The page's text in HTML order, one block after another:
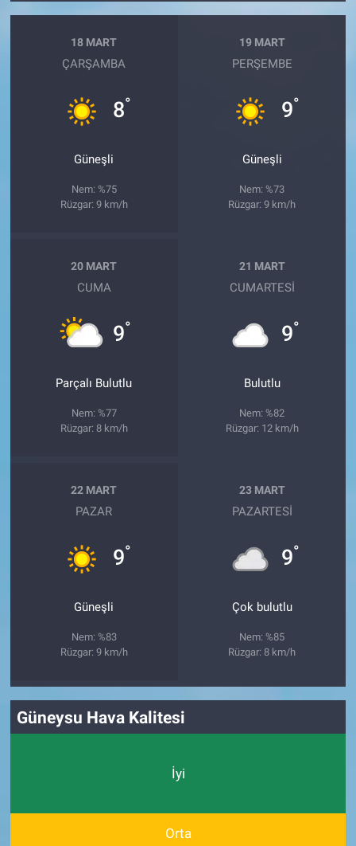
18 MART
ÇARŞAMBA
8°
Güneşli
Nem: %75
Rüzgar: 9 km/h
19 MART
PERŞEMBE
9°
Güneşli
Nem: %73
Rüzgar: 9 km/h
20 MART
CUMA
9°
Parçalı Bulutlu
Nem: %77
Rüzgar: 8 km/h
21 MART
CUMARTESI
9°
Bulutlu
Nem: %82
Rüzgar: 12 km/h
22 MART
PAZAR
9°
Güneşli
Nem: %83
Rüzgar: 9 km/h
23 MART
PAZARTESI
9°
Çok bulutlu
Nem: %85
Rüzgar: 8 km/h
Güneysu Hava Kalitesi
İyi
Orta